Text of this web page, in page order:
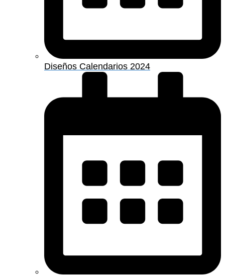
Diseños Calendarios 2024